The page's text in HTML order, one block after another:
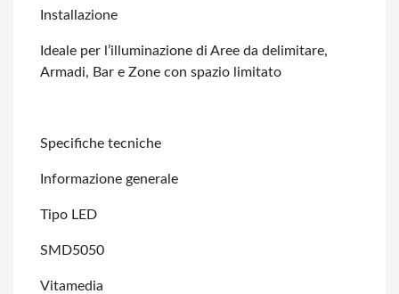
Installazione
Ideale per l’illuminazione di Aree da delimitare,
Armadi, Bar e Zone con spazio limitato
Specifiche tecniche
Informazione generale
Tipo LED
SMD5050
Vitamedia